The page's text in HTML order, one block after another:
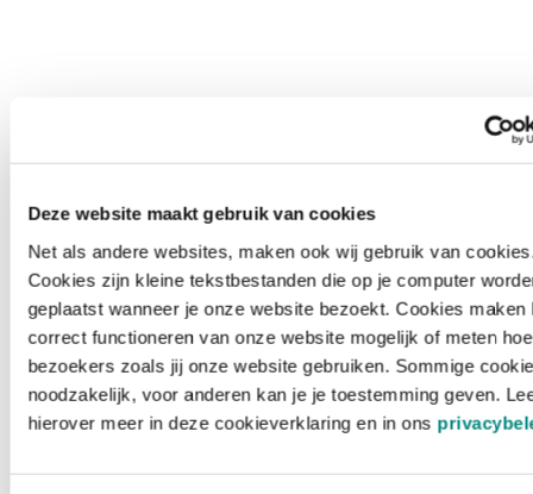
Deze website maakt gebruik van cookies
Net als andere websites, maken ook wij gebruik van
Cookies zijn kleine tekstbestanden die op je computer
geplaatst wanneer je onze website bezoekt. Cookies maken
correct functioneren van onze website mogelijk of meten hoe
bezoekers zoals jij onze website gebruiken. Sommige
noodzakelijk, voor anderen kan je je toestemming geven.
hierover meer in deze cookieverklaring en in ons